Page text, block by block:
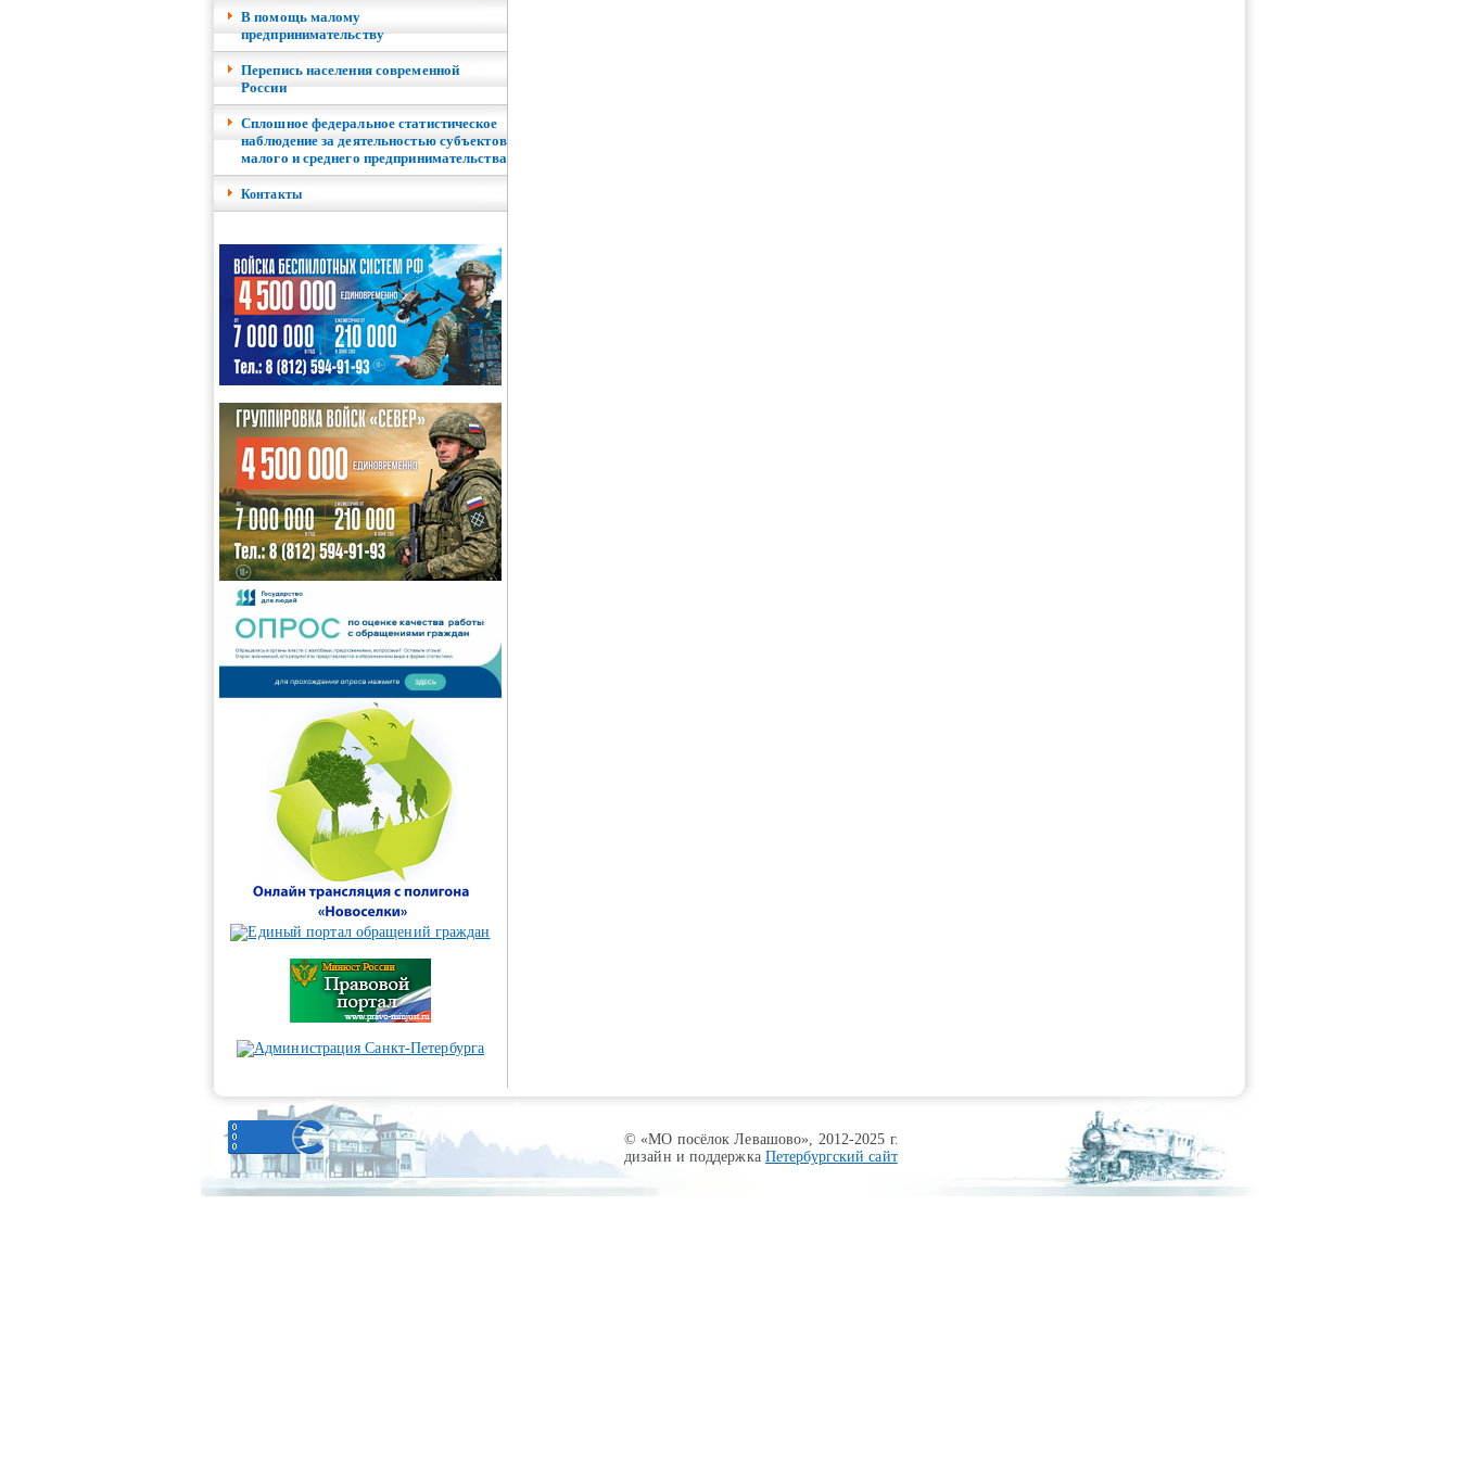
В помощь малому
предпринимательству
Перепись населения современной
России
Сплошное федеральное статистическое
наблюдение за деятельностью субъектов
малого и среднего предпринимательства
Контакты
© «МО посёлок Левашово», 2012-2025 г.
дизайн и поддержка Петербургский сайт